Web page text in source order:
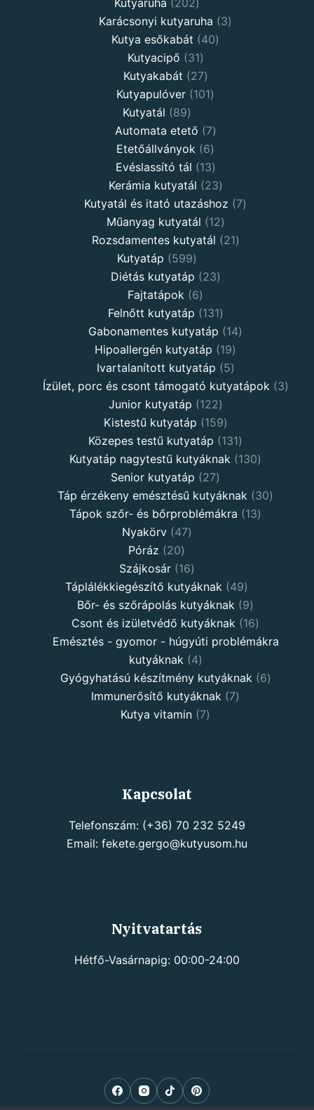
products
Karácsonyi kutyaruha 33
Kutya esőkabát 4040
Kutyacipő 3131
products
Kutyakabát 2727
products
Kutyapulóver 101101
Kutyatál 8989
products
Automata etető 77
products
Etetőállványok 66
products
Evéslassító tál 1313
products
Kerámia kutyatál 2323
products
Kutyatál és itató utazáshoz 77
Műanyag kutyatál 1212
products
Rozsdamentes kutyatál 2121
Kutyatáp 599599
products
Diétás kutyatáp 2323
Fajtatápok 66
products
Felnőtt kutyatáp 131131
products
Gabonamentes kutyatáp 1414
Hipoallergén kutyatáp 1919
products
Ivartalanított kutyatáp 55
products
Ízület, porc és csont támogató kutyatápok 33
Junior kutyatáp 122122
products
Kistestű kutyatáp 159159
products
Közepes testű kutyatáp 131131
products
Kutyatáp nagytestű kutyáknak 130130
Senior kutyatáp 2727
products
Táp érzékeny emésztésű kutyáknak 3030
Tápok szőr- és bőrproblémákra 1313
Nyakörv 4747
Póráz 2020
products
Szájkosár 1616
products
Táplálékkiegészítő kutyáknak 4949
products
Bőr- és szőrápolás kutyáknak 99
products
Csont és izületvédő kutyáknak 1616
products
Emésztés - gyomor - húgyúti problémákra
kutyáknak
44
products
Gyógyhatású készítmény kutyáknak 66
Immunerősítő kutyáknak 77
Kutya vitamin 77
Kapcsolat
Telefonszám: (+36) 70 232 5249
Email: fekete.gergo@kutyusom.hu
Nyitvatartás
Hétfő-Vasárnapig: 00:00-24:00